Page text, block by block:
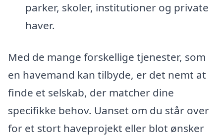
parker, skoler, institutioner og private
haver.
Med de mange forskellige tjenester, som
en havemand kan tilbyde, er det nemt at
finde et selskab, der matcher dine
specifikke behov. Uanset om du står over
for et stort haveprojekt eller blot ønsker